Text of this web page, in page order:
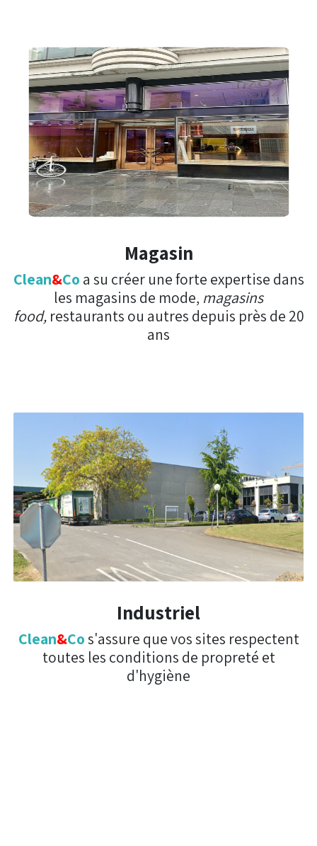
Magasin
Clean&Co a su créer une forte expertise dans
les magasins de mode, magasins
food, restaurants ou autres depuis près de 20
ans
Industriel
Clean&Cos'assure que vos sites respectent
toutes les conditions de propreté et
d'hygiène